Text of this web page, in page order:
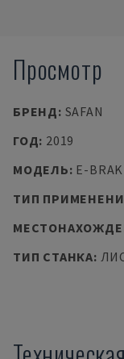
Просмотр
БРЕНД: SAFAN
ГОД: 2019
МОДЕЛЬ: E-
ТИП
ТИП СТАНКА: